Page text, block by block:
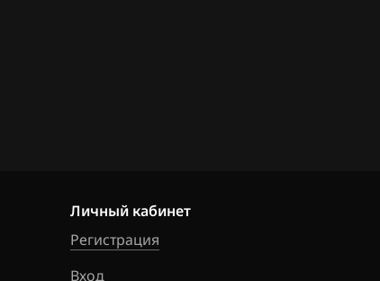
Личный кабинет
Регистрация
Вход